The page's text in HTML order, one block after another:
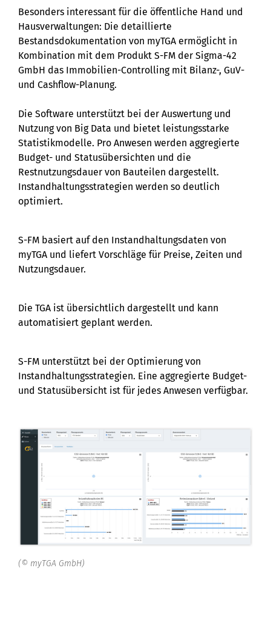
Besonders interessant für die öffentliche Hand und
Hausverwaltungen: Die detaillierte
Bestandsdokumentation von myTGA ermöglicht in
Kombination mit dem Produkt S-FM der Sigma-42
GmbH das Immobilien-Controlling mit Bilanz-, GuV-
und Cashflow-Planung.
Die Software unterstützt bei der Auswertung und
Nutzung von Big Data und bietet leistungsstarke
Statistikmodelle. Pro Anwesen werden aggregierte
Budget- und Statusübersichten und die
Restnutzungsdauer von Bauteilen dargestellt.
Instandhaltungsstrategien werden so deutlich
optimiert.
S-FM basiert auf den Instandhaltungsdaten von
myTGA und liefert Vorschläge für Preise, Zeiten und
Nutzungsdauer.
Die TGA ist übersichtlich dargestellt und kann
automatisiert geplant werden.
S-FM unterstützt bei der Optimierung von
Instandhaltungsstrategien. Eine aggregierte Budget-
und Statusübersicht ist für jedes Anwesen verfügbar.
(© myTGA GmbH)